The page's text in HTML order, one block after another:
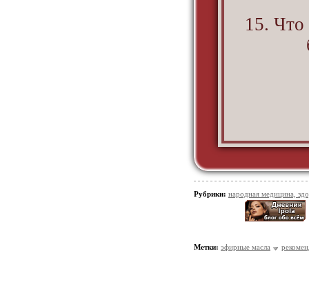
15. Что
Рубрики: народная медицина,
Метки: эфирные масла